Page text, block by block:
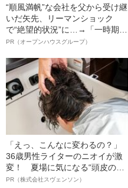
“順風満帆”な会社を父から受け継
いだ矢先、リーマンショック
で“絶望的状況”に…→「一時期は
納品3年待ち」のヒット商品を生
明かす、“逆転の戦術”
PR（オープンハウスグループ）
「えっ、こんなに変わるの？」
36歳男性ライターのニオイが激
変！ 夏場に気になる“頭皮のニ
オイ”や“ベタつき”を解消す
PR（株式会社スヴェンソン）